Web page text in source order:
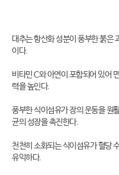
대추는 항산화 성분이 풍부한 붉은
이다.
비타민 C와 아연이 포함되어 있어
력을 높인다.
풍부한 식이섬유가 장의 운동을 원
균의 성장을 촉진한다.
천천히 소화되는 식이섬유가 혈당
유익하다.